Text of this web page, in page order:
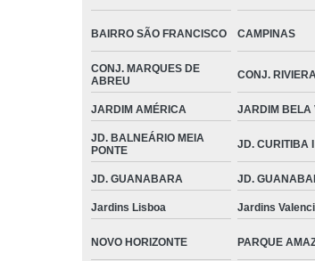
BAIRRO SÃO FRANCISCO CAMPINAS
CONJ. MARQUES DE
ABREU
CONJ.
JARDIM AMÉRICA JARDIM BELA
JD. BALNEÁRIO MEIA
PONTE
JD. CURITIBA I
JD. GUANABARA JD.
Jardins Lisboa Jardins
NOVO HORIZONTE PARQUE